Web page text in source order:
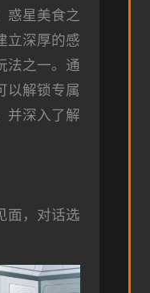
惑星美食之
立深厚的感
法之一。通
以解锁专属
并深入了解
面，对话选